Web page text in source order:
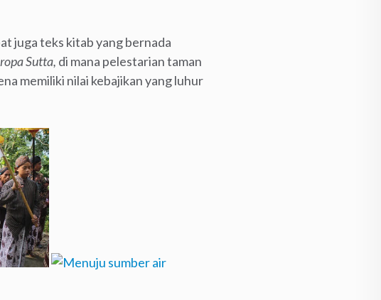
juga teks kitab yang bernada
Sutta, di mana pelestarian taman
memiliki nilai kebajikan yang luhur